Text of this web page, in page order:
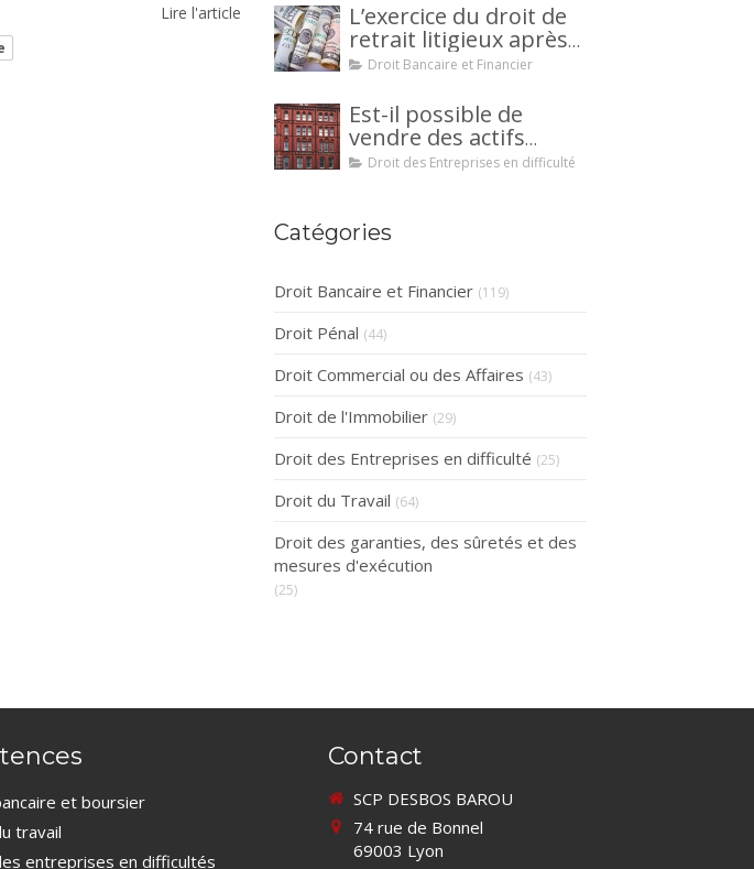
Lire l'article interjeter appel ?
L’exercice du droit de
retrait litigieux après
une cession de
mécanisme
avantageux pour le
débiteur ou la caution.
Droit Bancaire et Financier
Est-il possible de
vendre des actifs
durant la période
judiciaire ?
Droit des Entreprises en difficulté
Catégories
Droit Bancaire et Financier (119)
Droit Pénal (44)
Droit Commercial ou des Affaires (43)
Droit de l'Immobilier (29)
Droit des Entreprises en difficulté (25)
Droit du Travail (64)
Droit des garanties, des sûretés et des
mesures d'exécution
(25)
et boursier
travail
entreprises en difficultés
Contact
SCP DESBOS BAROU
74 rue de Bonnel
69003 Lyon